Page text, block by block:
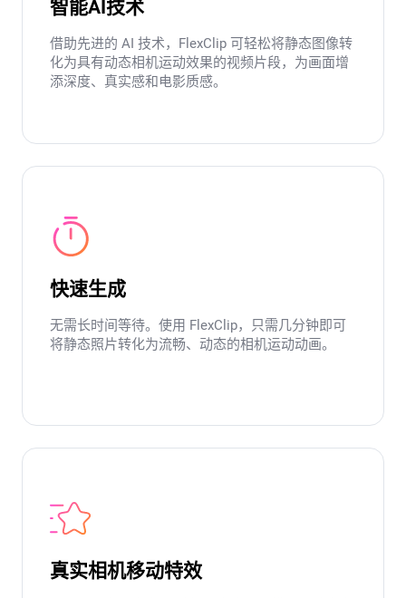
智能AI技术
借助先进的 AI 技术，FlexClip 可轻松将静态图像转
化为具有动态相机运动效果的视频片段，为画面增
添深度、真实感和电影质感。
快速生成
无需长时间等待。使用 FlexClip，只需几分钟即可
将静态照片转化为流畅、动态的相机运动动画。
真实相机移动特效